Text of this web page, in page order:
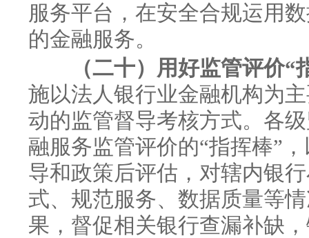
服务平台，在安全合规运用
的金融服务。
（二十）用好监管评价
施以法人银行业金融机构为
动的监管督导考核方式。各
融服务监管评价的“指挥棒”
导和政策后评估，对辖内银
式、规范服务、数据质量等
果，督促相关银行查漏补缺